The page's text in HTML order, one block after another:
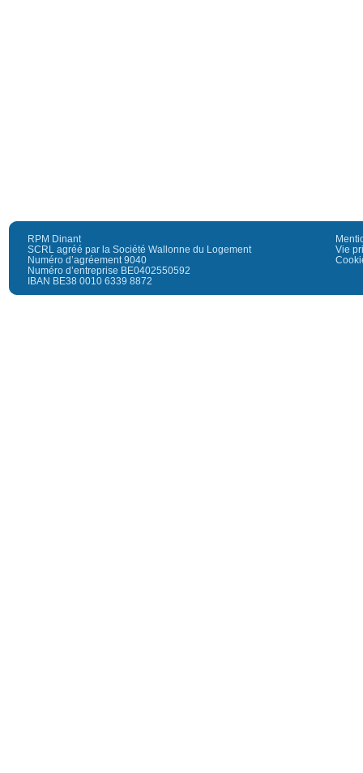
RPM Dinant
SCRL agréé par la Société Wallonne du Logement
Numéro d’agréement 9040
Numéro d’entreprise BE0402550592
IBAN BE38 0010 6339 8872
Vie